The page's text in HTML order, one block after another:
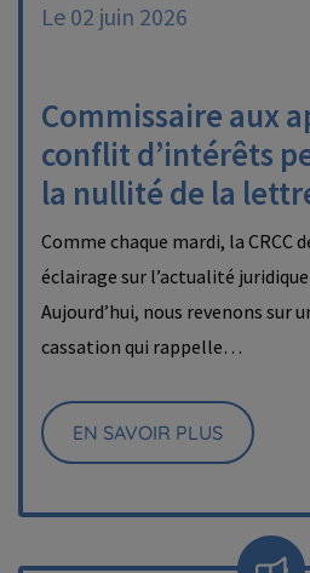
Le 02 juin 2026
Commissaire aux
conflit d’intérêts
la nullité de la
Comme chaque mardi, la CRCC
éclairage sur l’actualité
Aujourd’hui, nous revenons sur
cassation qui rappelle…
EN SAVOIR PLUS